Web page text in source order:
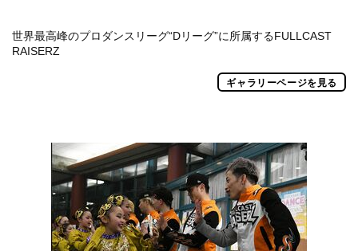
世界最高峰のプロダンスリーグ“Dリーグ”に所属するFULLCAST
RAISERZ
ギャラリーページを見る